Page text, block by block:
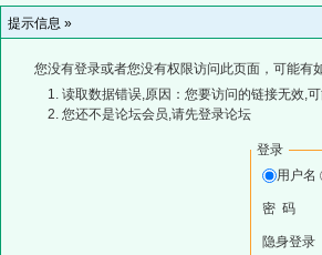
提示信息 »
您没有登录或者您没有权限访问此页面，可能有
读取数据错误,原因：您要访问的链接无效,
您还不是论坛会员,请先登录论坛
登录
用户名
密 码
隐身登录